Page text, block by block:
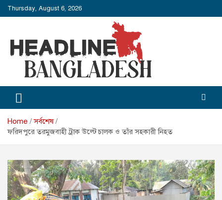
Skip
to
Thursday, August 6, 2026
Headline Bangladesh
Home
সর্বশেষ
ফরিদপুরে তরমুজবাহী ট্রাক উল্টে চালক ও তাঁর সহকারী নিহত